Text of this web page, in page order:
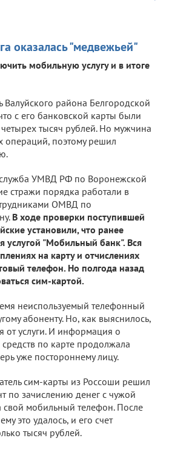
оказалась "медвежьей"
мобильную услугу и в итоге
Валуйского района Белгородской
с его банковской карты были
тысяч рублей. Но мужчина
операций, поэтому решил
УМВД РФ по Воронежской
стражи порядка работали в
ОМВД по
В ходе проверки поступившей
установили, что ранее
услугой "Мобильный банк". Вся
на карту и отчислениях
телефон. Но полгода назад
сим-картой.
неиспользуемый телефонный
абоненту. Но, как выяснилось,
от услуги. И информация о
по карте продолжала
уже постороннему лицу.
сим-карты из Россоши решил
по зачислению денег с чужой
свой мобильный телефон. После
это удалось, и его счет
тысяч рублей.